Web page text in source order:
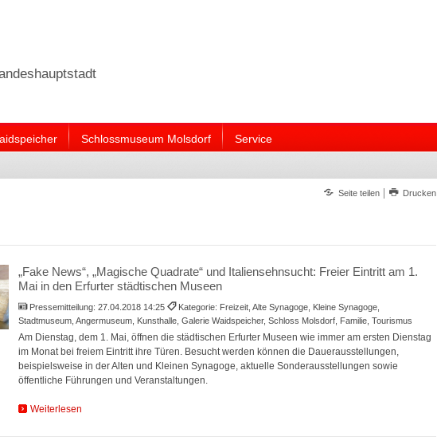
Schlossmuseum Molsdorf Service
Seite teilen Drucken
„Fake News“, „Magische Quadrate“ und Italiensehnsucht: Freier Eintritt am 1.
Mai in den Erfurter städtischen Museen
Pressemitteilung:27.04.2018 14:25
Kategorie: Freizeit, Alte Synagoge, Kleine Synagoge,
Stadtmuseum, Angermuseum, Kunsthalle, Galerie Waidspeicher, Schloss Molsdorf, Familie, Tourismus
Am Dienstag, dem 1. Mai, öffnen die städtischen Erfurter Museen wie immer am ersten Dienstag
im Monat bei freiem Eintritt ihre Türen. Besucht werden können die Dauerausstellungen,
beispielsweise in der Alten und Kleinen Synagoge, aktuelle Sonderausstellungen sowie
öffentliche Führungen und Veranstaltungen.
Weiterlesen